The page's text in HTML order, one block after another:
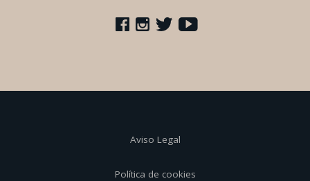
Aviso Legal
Política de cookies